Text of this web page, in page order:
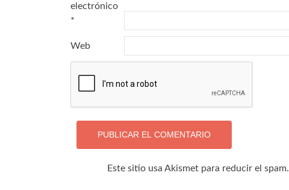
electrónico
*
Web
Este sitio usa Akismet para reducir el spam.